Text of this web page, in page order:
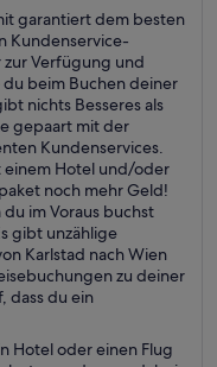
garantiert dem besten
Kundenservice-
Verfügung und
beim Buchen deiner
nichts Besseres als
gepaart mit der
Kundenservices.
einem Hotel und/oder
noch mehr Geld!
im Voraus buchst
gibt unzählige
Karlstad nach Wien
zu deiner
dass du ein
Hotel oder einen Flug